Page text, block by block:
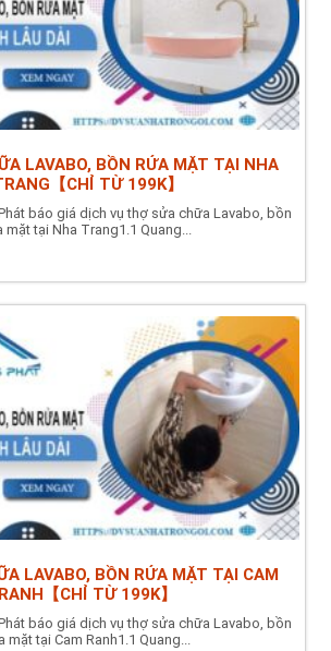
LAVABO, BỒN RỬA MẶT TẠI NHA
【CHỈ TỪ 199K】
báo giá dịch vụ thợ sửa chữa Lavabo, bồn
mặt tại Nha Trang1.1 Quang...
LAVABO, BỒN RỬA MẶT TẠI CAM
RANH【CHỈ TỪ 199K】
báo giá dịch vụ thợ sửa chữa Lavabo, bồn
mặt tại Cam Ranh1.1 Quang...